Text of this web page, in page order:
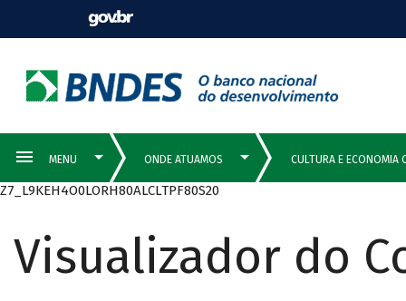
Z7_L9KEH4O0LORH80ALCLTPF80S20
Visualizador do